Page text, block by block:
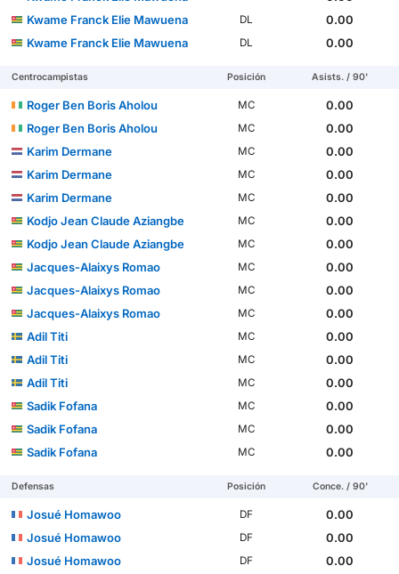
Kwame Franck Elie Mawuena
DL
0.00
Kwame Franck Elie Mawuena
DL 0.00
Centrocampistas Posición Asists. / 90'
Roger Ben Boris Aholou MC
0.00
Roger Ben Boris Aholou
MC
0.00
Karim Dermane
MC
0.00
Karim Dermane
MC
0.00
Karim Dermane
MC
0.00
Kodjo Jean Claude Aziangbe
MC
0.00
Kodjo Jean Claude Aziangbe
MC
0.00
Jacques-Alaixys Romao
MC
0.00
Jacques-Alaixys Romao
MC
0.00
Jacques-Alaixys Romao
MC
0.00
Adil Titi
MC
0.00
Adil Titi
MC
0.00
Adil Titi
MC
0.00
Sadik Fofana
MC
0.00
Sadik Fofana
MC
0.00
Sadik Fofana
MC 0.00
Defensas Posición Conce. / 90'
Josué Homawoo DF
0.00
Josué Homawoo
DF
0.00
Josué Homawoo
DF
0.00